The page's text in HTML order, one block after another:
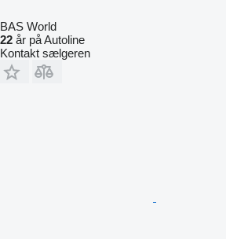
BAS World
22 år på Autoline
Kontakt sælgeren